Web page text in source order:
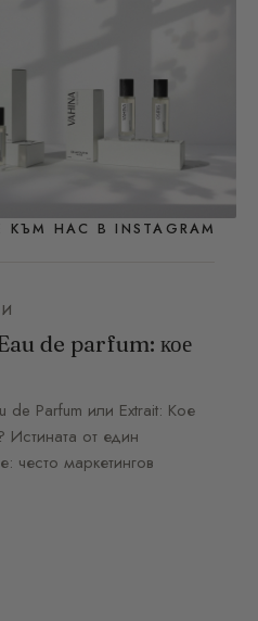
НАС В INSTAGRAM
de parfum: кое
Parfum или Extrait: Кое
от един
често маркетингов